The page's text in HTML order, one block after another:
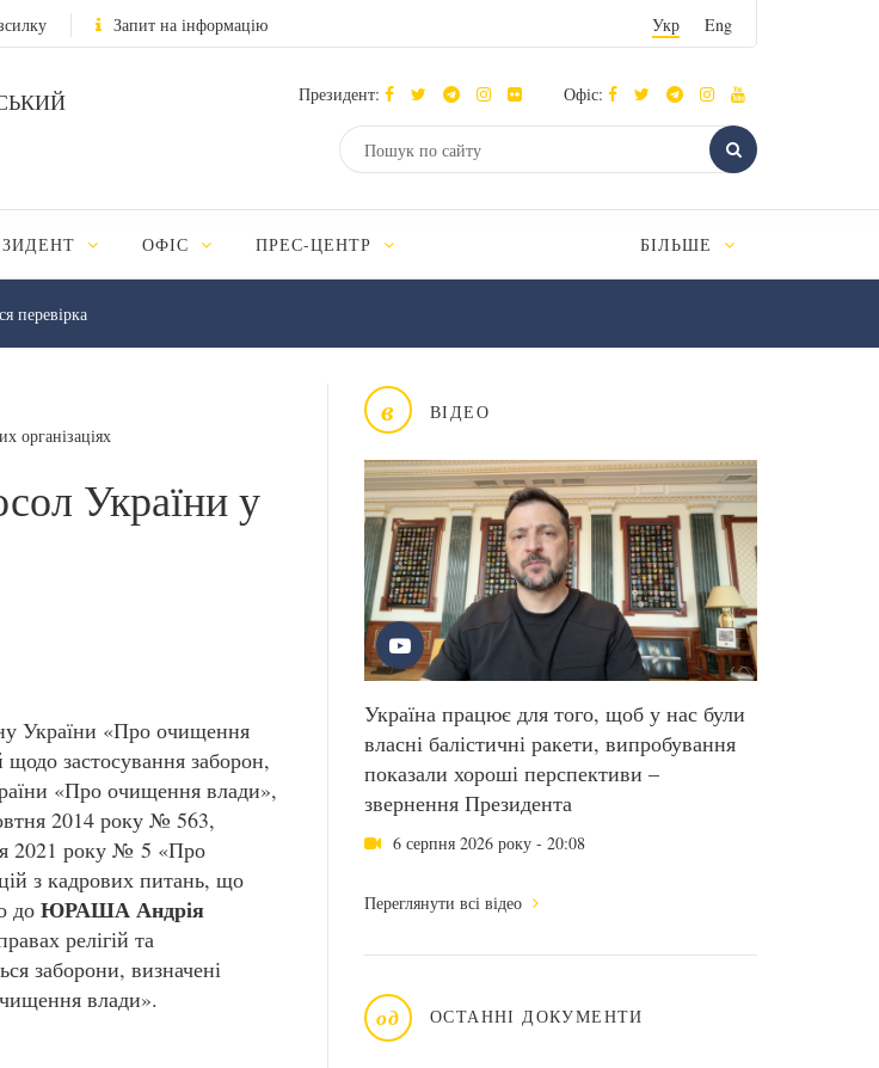
Запит на інформацію Укр Eng
Президент: Офіс:
ОФІС ПРЕС-ЦЕНТР БІЛЬШЕ
перевірка
в ВІДЕО
Україна працює для того, щоб у нас були
власні балістичні ракети, випробування
показали хороші перспективи –
звернення Президента
6 серпня 2026 року - 20:08
Переглянути всі відео
од ОСТАННІ ДОКУМЕНТИ
організаціях
України у
України «Про очищення
щодо застосування заборон,
«Про очищення влади»,
2014 року № 563,
2021 року № 5 «Про
з кадрових питань, що
до ЮРАША Андрія
релігій та
заборони, визначені
влади».